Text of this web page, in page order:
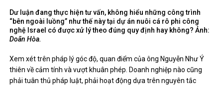
Dư luận đang thực hiện tư vấn, không hiểu những công trình
“bên ngoài luồng” như thế này tại dự án nuôi cá rô phi công
nghệ Israel có được xử lý theo đúng quy định hay không? Ảnh:
Doãn Hòa.
Xem xét trên pháp lý góc độ, quan điểm của ông Nguyễn Như Ý
thiên về cảm tính và vượt khuân phép. Doanh nghiệp nào cũng
phải tuân thủ pháp luật, phải hoạt động dựa trên nguyên tắc